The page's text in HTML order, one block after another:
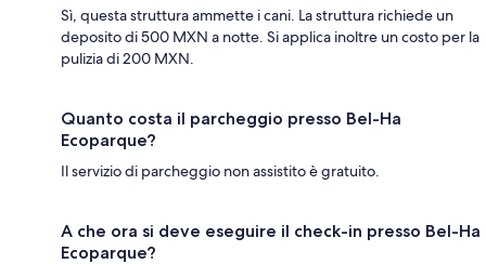
Sì, questa struttura ammette i cani. La struttura richiede un
deposito di 500 MXN a notte. Si applica inoltre un costo per la
pulizia di 200 MXN.
Quanto costa il parcheggio presso Bel-Ha
Ecoparque?
Il servizio di parcheggio non assistito è gratuito.
A che ora si deve eseguire il check-in presso Bel-Ha
Ecoparque?